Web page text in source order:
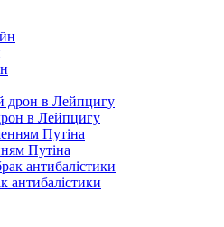
в Лейпцигу
Путіна
антибалістики